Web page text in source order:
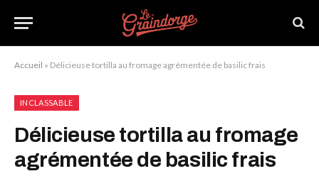
Accueil » Délicieuse tortilla au fromage agrémentée de basilic frais
INCLASSABLE
Délicieuse tortilla au fromage
agrémentée de basilic frais